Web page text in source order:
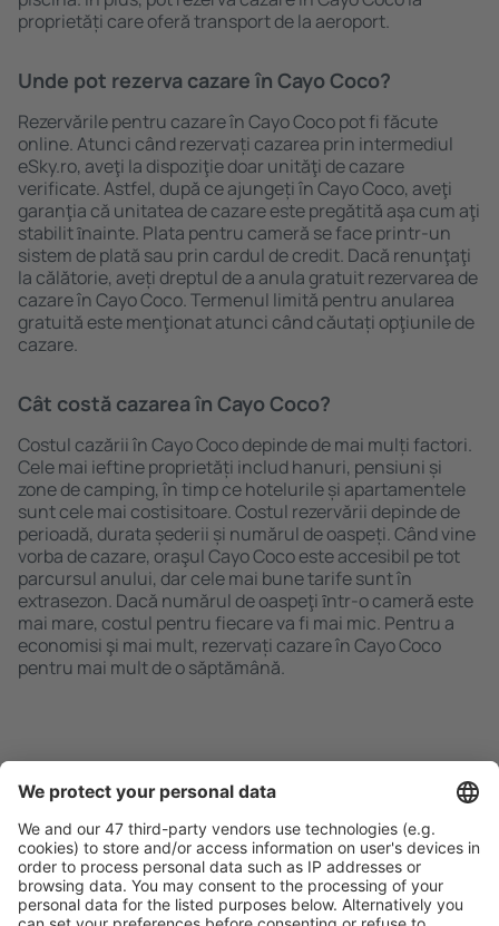
proprietăți care oferă transport de la aeroport.
Unde pot rezerva cazare în Cayo Coco?
Rezervările pentru cazare în Cayo Coco pot fi făcute
online. Atunci când rezervați cazarea prin intermediul
eSky.ro, aveţi la dispoziţie doar unităţi de cazare
verificate. Astfel, după ce ajungeți în Cayo Coco, aveţi
garanţia că unitatea de cazare este pregătită aşa cum aţi
stabilit ȋnainte. Plata pentru cameră se face printr-un
sistem de plată sau prin cardul de credit. Dacă renunţaţi
la călătorie, aveți dreptul de a anula gratuit rezervarea de
cazare în Cayo Coco. Termenul limită pentru anularea
gratuită este menţionat atunci când căutați opţiunile de
cazare.
Cât costă cazarea în Cayo Coco?
Costul cazării în Cayo Coco depinde de mai mulți factori.
Cele mai ieftine proprietăți includ hanuri, pensiuni și
zone de camping, în timp ce hotelurile și apartamentele
sunt cele mai costisitoare. Costul rezervării depinde de
perioadă, durata șederii și numărul de oaspeți. Când vine
vorba de cazare, oraşul Cayo Coco este accesibil pe tot
parcursul anului, dar cele mai bune tarife sunt în
extrasezon. Dacă numărul de oaspeţi ȋntr-o cameră este
mai mare, costul pentru fiecare va fi mai mic. Pentru a
economisi şi mai mult, rezervați cazare în Cayo Coco
pentru mai mult de o săptămână.
Caută rapid şi uşor
Ofertă adaptată aşteptărilor tale.
Planifică ȋn siguranţă
Rezervare fără griji cu opțiune gratuită de anulare.